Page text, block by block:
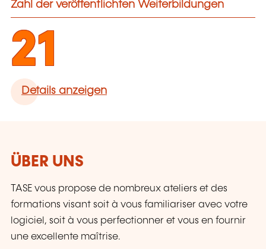
Zahl der veröffentlichten Weiterbildungen
21
Details anzeigen
ÜBER UNS
TASE vous propose de nombreux ateliers et des
formations visant soit à vous familiariser avec votre
logiciel, soit à vous perfectionner et vous en fournir
une excellente maîtrise.